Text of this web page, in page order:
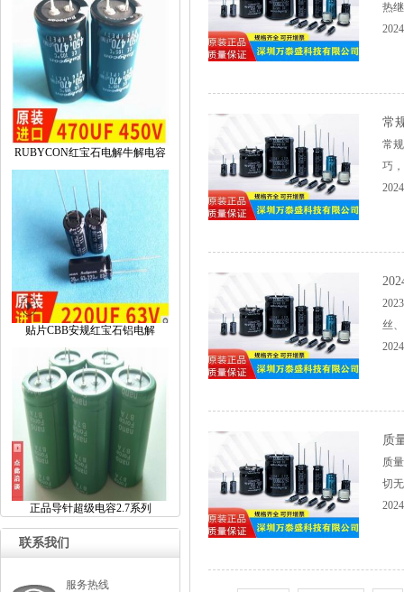
RUBYCON红宝石电解牛解电容
贴片CBB安规红宝石铝电解
正品导针超级电容2.7系列
联系我们
服务热线
热
常
常
巧
丝
质
质
切